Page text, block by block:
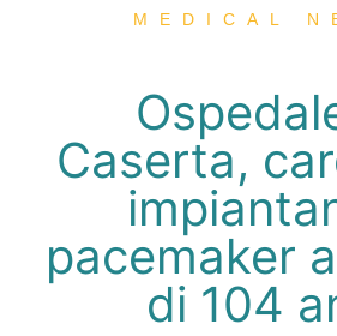
MEDICAL
Caserta,
pacemaker
di 104